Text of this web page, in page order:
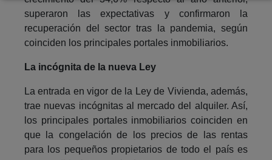
superaron las expectativas y confirmaron la
recuperación del sector tras la pandemia, según
coinciden los principales portales inmobiliarios.
La incógnita de la nueva Ley
La entrada en vigor de la Ley de Vivienda, además,
trae nuevas incógnitas al mercado del alquiler. Así,
los principales portales inmobiliarios coinciden en
que la congelación de los precios de las rentas
para los pequeños propietarios de todo el país es